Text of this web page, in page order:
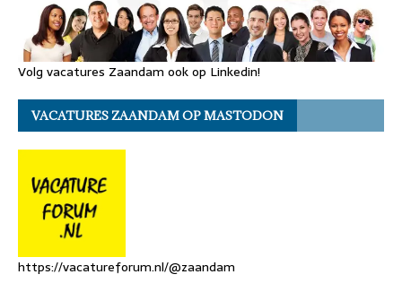
Volg vacatures Zaandam ook op Linkedin!
VACATURES ZAANDAM OP MASTODON
https://vacatureforum.nl/@zaandam